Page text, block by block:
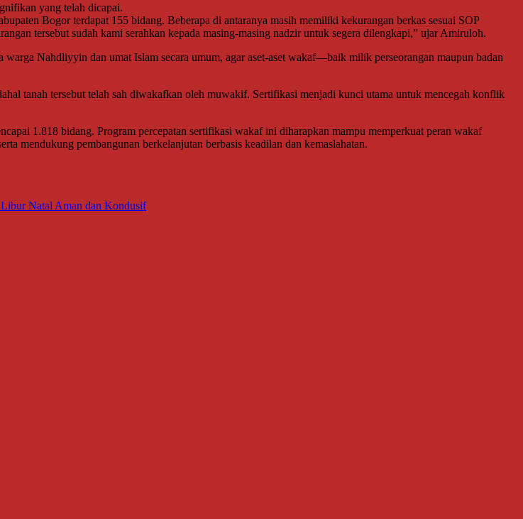
yang telah dicapai.
Bogor terdapat 155 bidang. Beberapa di antaranya masih memiliki kekurangan berkas sesuai SOP
tersebut sudah kami serahkan kepada masing-masing nadzir untuk segera dilengkapi,” ujar Amiruloh.
Nahdliyyin dan umat Islam secara umum, agar aset-aset wakaf—baik milik perseorangan maupun badan
tanah tersebut telah sah diwakafkan oleh muwakif. Sertifikasi menjadi kunci utama untuk mencegah konflik
1.818 bidang. Program percepatan sertifikasi wakaf ini diharapkan mampu memperkuat peran wakaf
mendukung pembangunan berkelanjutan berbasis keadilan dan kemaslahatan.
Natal Aman dan Kondusif